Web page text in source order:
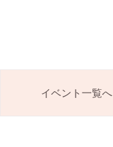
イベント一覧へ